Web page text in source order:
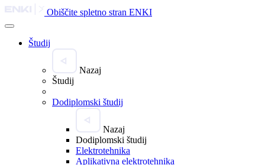
Obiščite spletno stran ENKI
Študij
Nazaj
Študij
Dodiplomski študij
Nazaj
Dodiplomski študij
Elektrotehnika
Aplikativna elektrotehnika